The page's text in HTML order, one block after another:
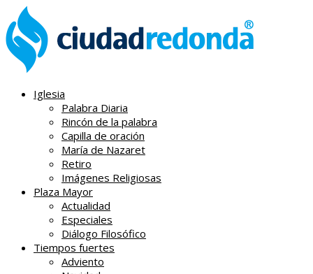
Iglesia
Palabra Diaria
Rincón de la palabra
Capilla de oración
María de Nazaret
Retiro
Imágenes Religiosas
Plaza Mayor
Actualidad
Especiales
Diálogo Filosófico
Tiempos fuertes
Adviento